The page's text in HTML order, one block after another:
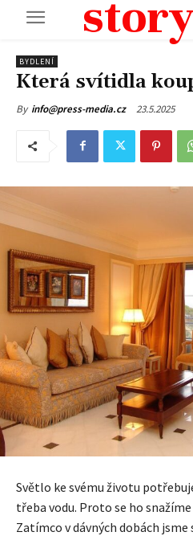
BYDLENÍ
Která svítidla
By info@press-media.cz 23.5.2025
Světlo ke svému životu
třeba vodu. Proto se ho
Zatímco v dávných dobách